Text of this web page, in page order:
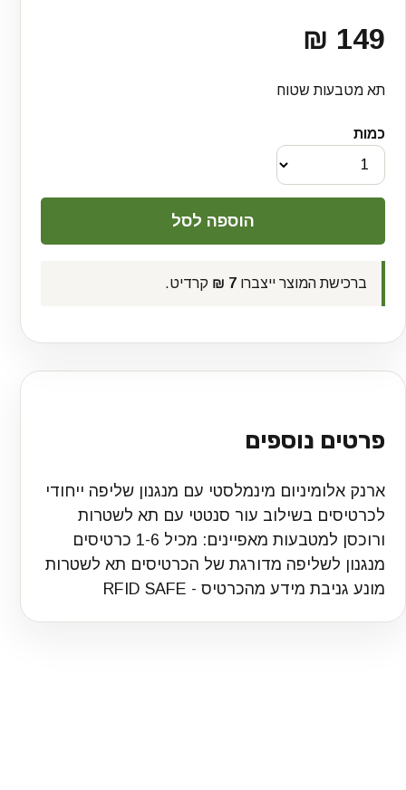
149 ₪
תא מטבעות שטוח
כמות
ברכישת המוצר ייצברו 7 ₪ קרדיט.
פרטים נוספים
ארנק אלומיניום מינמלסטי עם מנגנון שליפה ייחודי
לכרטיסים בשילוב עור סנטטי עם תא לשטרות
ורוכסן למטבעות מאפיינים: מכיל 1-6 כרטיסים
מנגנון לשליפה מדורגת של הכרטיסים תא לשטרות
מונע גניבת מידע מהכרטיס - RFID SAFE